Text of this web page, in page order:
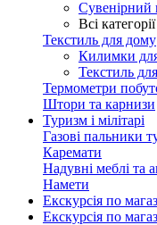
Сувенірний
Всі
Текстиль для дому
Килимки
Текстиль
Термометри
Штори та карнизи
Туризм і мілітарі
Газові пальники
Каремати
Надувні меблі та
Намети
Екскурсія по
Екскурсія по